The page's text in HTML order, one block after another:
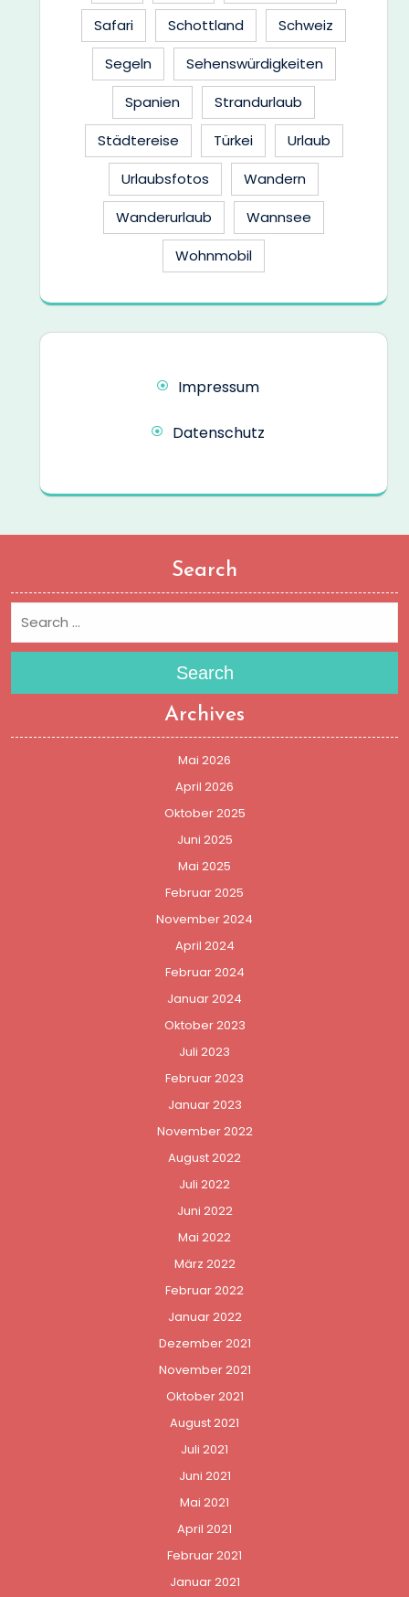
Safari
Schottland
Schweiz
Segeln
Sehenswürdigkeiten
Spanien
Strandurlaub
Städtereise
Türkei
Urlaub
Urlaubsfotos
Wandern
Wanderurlaub
Wannsee
Wohnmobil
Impressum
Datenschutz
Search
Search
Archives
Mai 2026
April 2026
Oktober 2025
Juni 2025
Mai 2025
Februar 2025
November 2024
April 2024
Februar 2024
Januar 2024
Oktober 2023
Juli 2023
Februar 2023
Januar 2023
November 2022
August 2022
Juli 2022
Juni 2022
Mai 2022
März 2022
Februar 2022
Januar 2022
Dezember 2021
November 2021
Oktober 2021
August 2021
Juli 2021
Juni 2021
Mai 2021
April 2021
Februar 2021
Januar 2021